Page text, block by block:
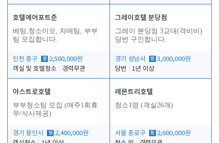
호텔에어포트준
베팅,청소이모, 자매팀, 부부
팀 모집합니다.
인천 중구 월 2,500,000원
객실 및 호텔청소
경력무관
그레이호텔 분당점
그레이 분당점 3교대(격비비)
당번 구인합니다.
경기 성남시 월 3,000,000원
당번
1년 이상
아스트로호텔
부부청소팀 모집 (매주1회휴
무/식사제공)
경기 용인시 월 2,400,000원
레몬트리호텔
청소1명 (객실26개)
서울 종로구 월 2,600,000원